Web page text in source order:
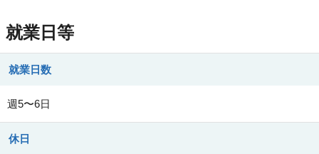
就業日等
就業日数
週5〜6日
休日